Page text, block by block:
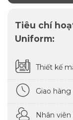
Tiêu chí
Uniform:
Thiết kế
Giao
Nhân